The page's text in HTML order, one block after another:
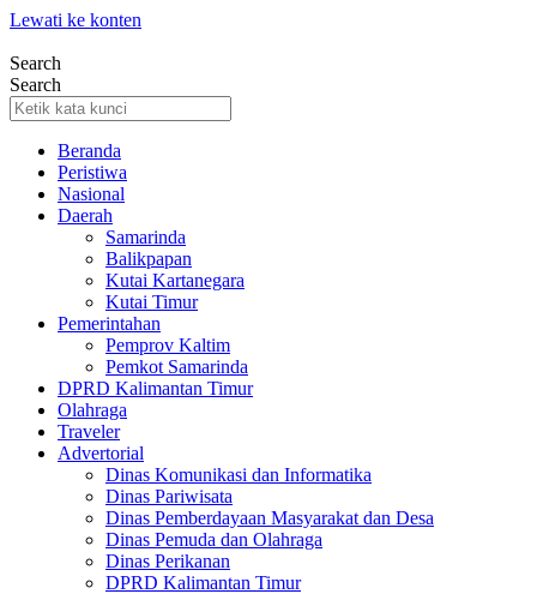
Lewati ke konten
Search
Search
Beranda
Peristiwa
Nasional
Daerah
Samarinda
Balikpapan
Kutai Kartanegara
Kutai Timur
Pemerintahan
Pemprov Kaltim
Pemkot Samarinda
DPRD Kalimantan Timur
Olahraga
Traveler
Advertorial
Dinas Komunikasi dan Informatika
Dinas Pariwisata
Dinas Pemberdayaan Masyarakat dan Desa
Dinas Pemuda dan Olahraga
Dinas Perikanan
DPRD Kalimantan Timur